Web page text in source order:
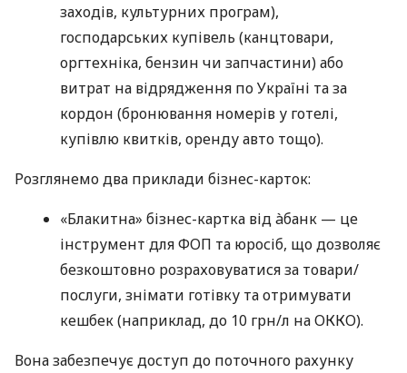
заходів, культурних програм),
господарських купівель (канцтовари,
оргтехніка, бензин чи запчастини) або
витрат на відрядження по Україні та за
кордон (бронювання номерів у готелі,
купівлю квитків, оренду авто тощо).
Розглянемо два приклади бізнес-карток:
«Блакитна» бізнес-картка від àбанк — це
інструмент для ФОП та юросіб, що дозволяє
безкоштовно розраховуватися за товари/
послуги, знімати готівку та отримувати
кешбек (наприклад, до 10 грн/л на ОККО).
Вона забезпечує доступ до поточного рахунку